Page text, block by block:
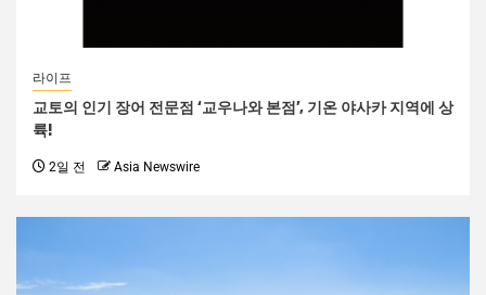
라이프
교토의 인기 장어 전문점 ‘교우나와 본점’, 기온 야사카 지역에 상
륙!
2일 전 Asia Newswire